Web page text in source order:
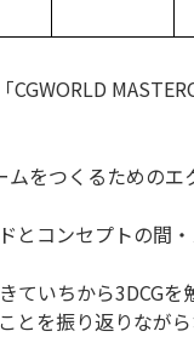
をつくるための
とコンセプトの間
ていちから3DCG
とを振り返りなが